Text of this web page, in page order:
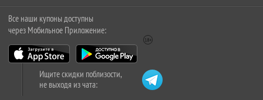
Все наши купоны доступны
через Мобильное Приложение:
Ищите скидки поблизости,
не выходя из чата: